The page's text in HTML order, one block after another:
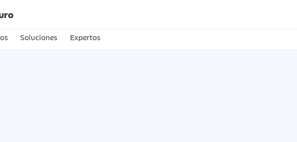
Soluciones Expertos